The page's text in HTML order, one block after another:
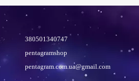
380501340747
pentagramshop
pentagram.com.ua@gmail.com